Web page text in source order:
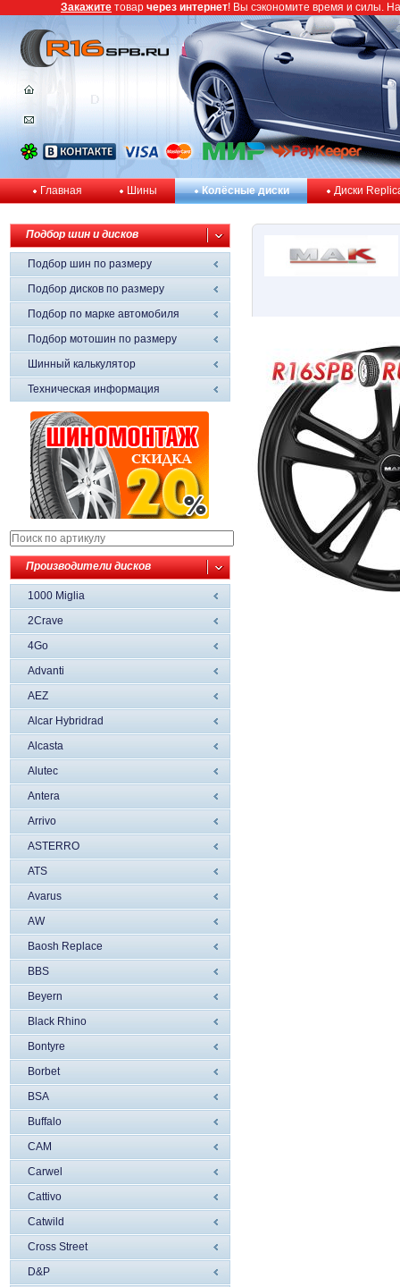
Главная Шины Колёсные диски Диски
Подбор шин и дисков
Подбор шин по размеру
Подбор дисков по размеру
Подбор по марке автомобиля
Подбор мотошин по размеру
Шинный калькулятор
Техническая информация
Производители дисков
1000 Miglia
2Crave
4Go
Advanti
AEZ
Alcar Hybridrad
Alcasta
Alutec
Antera
Arrivo
ASTERRO
ATS
Avarus
AW
Baosh Replace
BBS
Beyern
Black Rhino
Bontyre
Borbet
BSA
Buffalo
CAM
Carwel
Cattivo
Catwild
Cross Street
D&P
Закажите товар через интернет! Вы сэкономите время и силы.